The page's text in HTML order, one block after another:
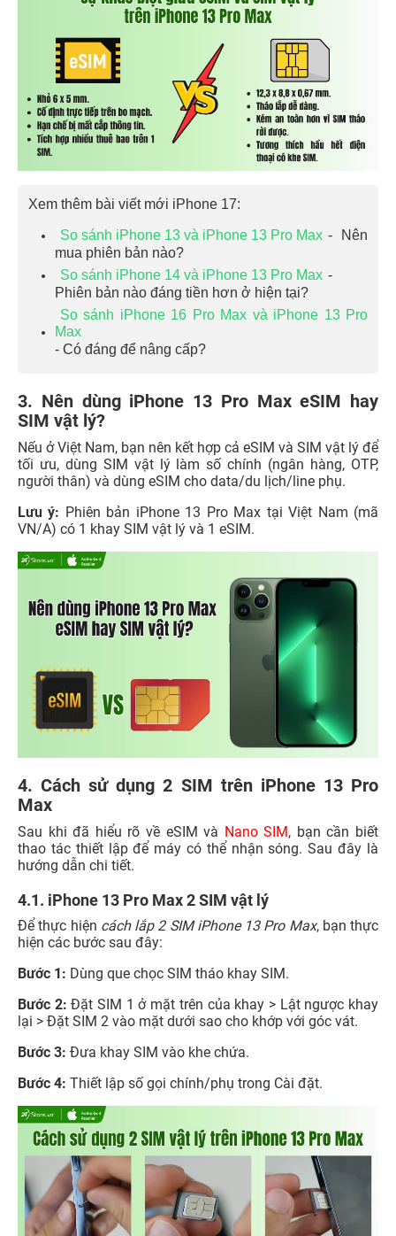
Xem thêm bài viết mới iPhone 17:
So sánh iPhone 13 và iPhone 13 Pro Max - Nên
mua phiên bản nào?
So sánh iPhone 14 và iPhone 13 Pro Max -
Phiên bản nào đáng tiền hơn ở hiện tại?
So sánh iPhone 16 Pro Max và iPhone 13 Pro
Max
- Có đáng để nâng cấp?
3. Nên dùng iPhone 13 Pro Max eSIM hay
SIM vật lý?
Nếu ở Việt Nam, bạn nên kết hợp cả eSIM và SIM vật lý để
tối ưu, dùng SIM vật lý làm số chính (ngân hàng, OTP,
người thân) và dùng eSIM cho data/du lịch/line phụ.
Lưu ý: Phiên bản iPhone 13 Pro Max tại Việt Nam (mã
VN/A) có 1 khay SIM vật lý và 1 eSIM.
4. Cách sử dụng 2 SIM trên iPhone 13 Pro
Max
Sau khi đã hiểu rõ về eSIM và Nano SIM, bạn cần biết
thao tác thiết lập để máy có thể nhận sóng. Sau đây là
hướng dẫn chi tiết.
4.1. iPhone 13 Pro Max 2 SIM vật lý
Để thực hiện cách lắp 2 SIM iPhone 13 Pro Max, bạn thực
hiện các bước sau đây:
Bước 1: Dùng que chọc SIM tháo khay SIM.
Bước 2: Đặt SIM 1 ở mặt trên của khay > Lật ngược khay
lại > Đặt SIM 2 vào mặt dưới sao cho khớp với góc vát.
Bước 3: Đưa khay SIM vào khe chứa.
Bước 4: Thiết lập số gọi chính/phụ trong Cài đặt.